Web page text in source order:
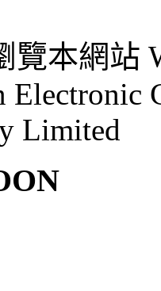
覽本網站
Electronic
Limited